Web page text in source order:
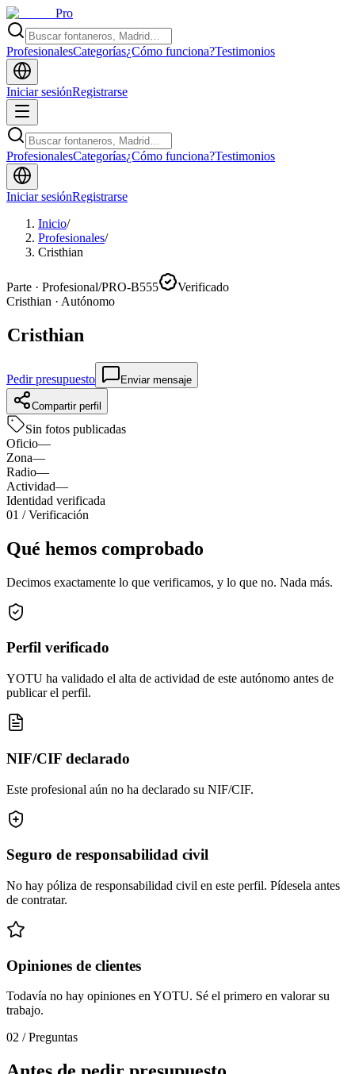
Pro
ProfesionalesCategorías¿Cómo funciona?Testimonios
Iniciar sesiónRegistrarse
ProfesionalesCategorías¿Cómo funciona?Testimonios
Iniciar sesiónRegistrarse
Inicio/
Profesionales/
Cristhian
Parte · Profesional/PRO-B555
Verificado
Cristhian · Autónomo
Cristhian
Pedir presupuesto Enviar mensaje
Compartir perfil
Sin fotos publicadas
Oficio—
Zona—
Radio—
Actividad—
Identidad verificada
01 / Verificación
Qué hemos comprobado
Decimos exactamente lo que verificamos, y lo que no. Nada más.
Perfil verificado
YOTU ha validado el alta de actividad de este autónomo antes de
publicar el perfil.
NIF/CIF declarado
Este profesional aún no ha declarado su NIF/CIF.
Seguro de responsabilidad civil
No hay póliza de responsabilidad civil en este perfil. Pídesela antes
de contratar.
Opiniones de clientes
Todavía no hay opiniones en YOTU. Sé el primero en valorar su
trabajo.
02 /Preguntas